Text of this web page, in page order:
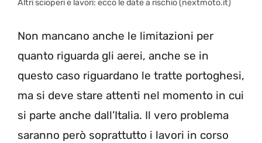
Altri scioperi e lavori: ecco le date a rischio (nextmoto.it)
Non mancano anche le limitazioni per
quanto riguarda gli aerei, anche se in
questo caso riguardano le tratte portoghesi,
ma si deve stare attenti nel momento in cui
si parte anche dall’Italia. Il vero problema
saranno però soprattutto i lavori in corso